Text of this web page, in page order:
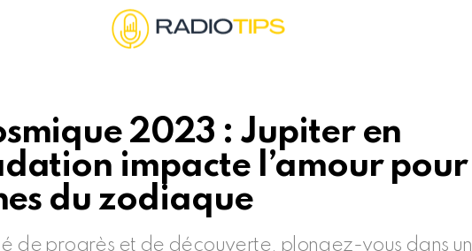
2023 : Jupiter en
impacte l’amour pour
du zodiaque
de progrès et de découverte, plongez-vous dans un